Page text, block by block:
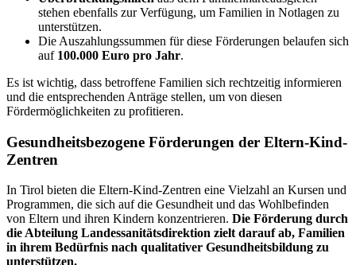
stehen ebenfalls zur Verfügung, um Familien in Notlagen zu
unterstützen.
Die Auszahlungssummen für diese Förderungen belaufen sich
auf 100.000 Euro pro Jahr.
Es ist wichtig, dass betroffene Familien sich rechtzeitig informieren
und die entsprechenden Anträge stellen, um von diesen
Fördermöglichkeiten zu profitieren.
Gesundheitsbezogene Förderungen der Eltern-Kind-
Zentren
In Tirol bieten die Eltern-Kind-Zentren eine Vielzahl an Kursen und
Programmen, die sich auf die Gesundheit und das Wohlbefinden
von Eltern und ihren Kindern konzentrieren. Die Förderung durch
die Abteilung Landessanitätsdirektion zielt darauf ab, Familien
in ihrem Bedürfnis nach qualitativer Gesundheitsbildung zu
unterstützen.